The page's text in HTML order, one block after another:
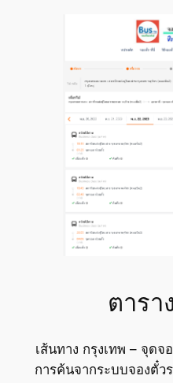
ตารา
เส้นทาง กรุงเทพ – จุดจ
การค้นจากระบบจองตั๋ว